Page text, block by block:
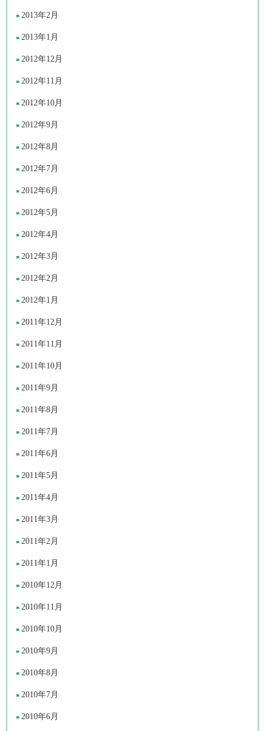
2013年2月
2013年1月
2012年12月
2012年11月
2012年10月
2012年9月
2012年8月
2012年7月
2012年6月
2012年5月
2012年4月
2012年3月
2012年2月
2012年1月
2011年12月
2011年11月
2011年10月
2011年9月
2011年8月
2011年7月
2011年6月
2011年5月
2011年4月
2011年3月
2011年2月
2011年1月
2010年12月
2010年11月
2010年10月
2010年9月
2010年8月
2010年7月
2010年6月